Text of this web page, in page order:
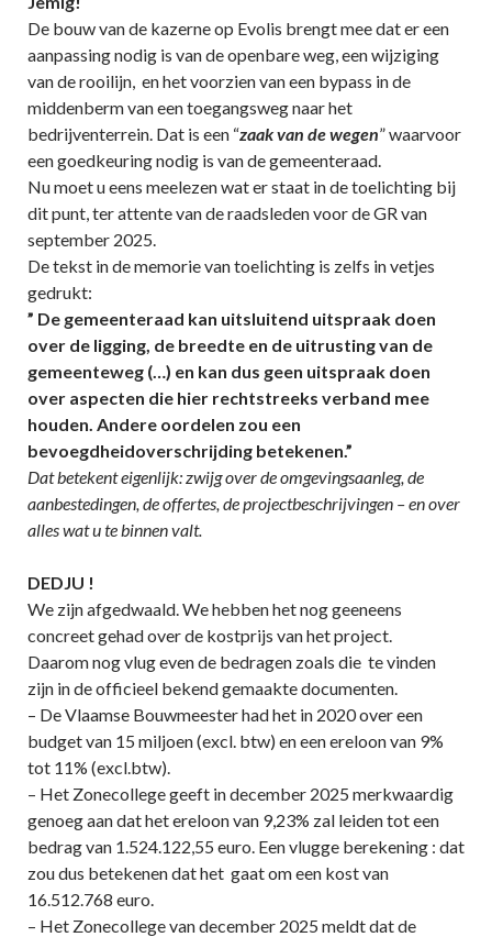
De bouw van de kazerne op Evolis brengt mee dat er een
aanpassing nodig is van de openbare weg, een wijziging
van de rooilijn, en het voorzien van een bypass in de
middenberm van een toegangsweg naar het
bedrijventerrein. Dat is een “zaak van de wegen” waarvoor
een goedkeuring nodig is van de gemeenteraad.
Nu moet u eens meelezen wat er staat in de toelichting bij
dit punt, ter attente van de raadsleden voor de GR van
september 2025.
De tekst in de memorie van toelichting is zelfs in vetjes
gedrukt:
” De gemeenteraad kan uitsluitend uitspraak doen
over de ligging, de breedte en de uitrusting van de
gemeenteweg (…) en kan dus geen uitspraak doen
over aspecten die hier rechtstreeks verband mee
houden. Andere oordelen zou een
bevoegdheidoverschrijding betekenen.”
Dat betekent eigenlijk: zwijg over de omgevingsaanleg, de
aanbestedingen, de offertes, de projectbeschrijvingen – en over
alles wat u te binnen valt.
DEDJU !
We zijn afgedwaald. We hebben het nog geeneens
concreet gehad over de kostprijs van het project.
Daarom nog vlug even de bedragen zoals die te vinden
zijn in de officieel bekend gemaakte documenten.
– De Vlaamse Bouwmeester had het in 2020 over een
budget van 15 miljoen (excl. btw) en een ereloon van 9%
tot 11% (excl.btw).
– Het Zonecollege geeft in december 2025 merkwaardig
genoeg aan dat het ereloon van 9,23% zal leiden tot een
bedrag van 1.524.122,55 euro. Een vlugge berekening : dat
zou dus betekenen dat het gaat om een kost van
16.512.768 euro.
– Het Zonecollege van december 2025 meldt dat de